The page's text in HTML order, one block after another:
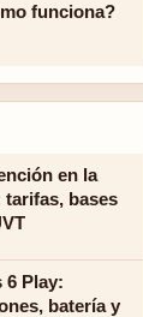
funciona?
en la
tarifas, bases
6 Play:
batería y